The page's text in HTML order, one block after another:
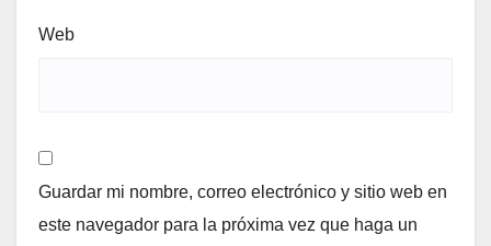
Web
Guardar mi nombre, correo electrónico y sitio web en
este navegador para la próxima vez que haga un